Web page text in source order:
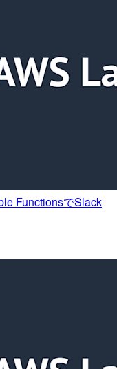
FunctionsでSlack